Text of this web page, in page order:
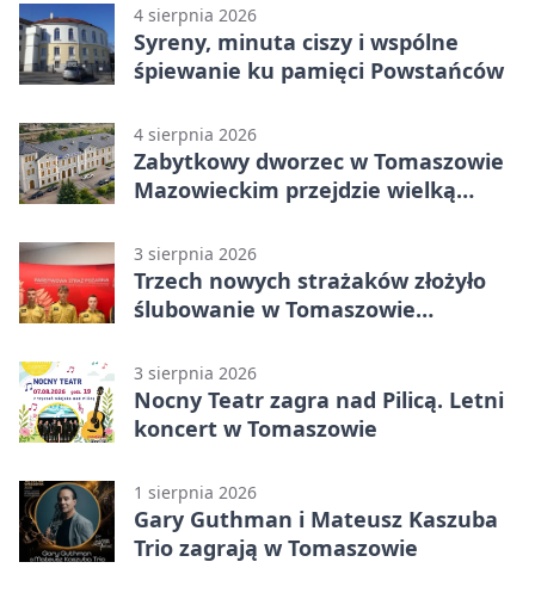
4 sierpnia 2026
Syreny, minuta ciszy i wspólne
śpiewanie ku pamięci Powstańców
4 sierpnia 2026
Zabytkowy dworzec w Tomaszowie
Mazowieckim przejdzie wielką
wykonawcy
3 sierpnia 2026
Trzech nowych strażaków złożyło
ślubowanie w Tomaszowie
3 sierpnia 2026
Nocny Teatr zagra nad Pilicą. Letni
koncert w Tomaszowie
1 sierpnia 2026
Gary Guthman i Mateusz Kaszuba
Trio zagrają w Tomaszowie